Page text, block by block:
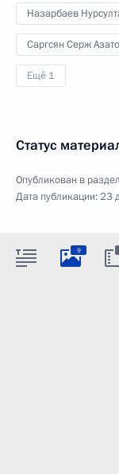
Назарбаев
Саргсян Серж
Ещё 1
Статус
Опубликован в
Дата публикации:23
9